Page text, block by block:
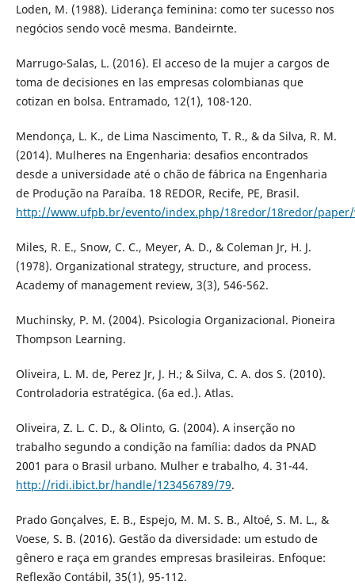
Loden, M. (1988). Liderança feminina: como ter sucesso nos
negócios sendo você mesma. Bandeirnte.
Marrugo-Salas, L. (2016). El acceso de la mujer a cargos de
toma de decisiones en las empresas colombianas que
cotizan en bolsa. Entramado, 12(1), 108-120.
Mendonça, L. K., de Lima Nascimento, T. R., & da Silva, R. M.
(2014). Mulheres na Engenharia: desafios encontrados
desde a universidade até o chão de fábrica na Engenharia
de Produção na Paraíba. 18 REDOR, Recife, PE, Brasil.
http://www.ufpb.br/evento/index.php/18redor/18redor/paper/
Miles, R. E., Snow, C. C., Meyer, A. D., & Coleman Jr, H. J.
(1978). Organizational strategy, structure, and process.
Academy of management review, 3(3), 546-562.
Muchinsky, P. M. (2004). Psicologia Organizacional. Pioneira
Thompson Learning.
Oliveira, L. M. de, Perez Jr, J. H.; & Silva, C. A. dos S. (2010).
Controladoria estratégica. (6a ed.). Atlas.
Oliveira, Z. L. C. D., & Olinto, G. (2004). A inserção no
trabalho segundo a condição na família: dados da PNAD
2001 para o Brasil urbano. Mulher e trabalho, 4. 31-44.
http://ridi.ibict.br/handle/123456789/79.
Prado Gonçalves, E. B., Espejo, M. M. S. B., Altoé, S. M. L., &
Voese, S. B. (2016). Gestão da diversidade: um estudo de
gênero e raça em grandes empresas brasileiras. Enfoque:
Reflexão Contábil, 35(1), 95-112.